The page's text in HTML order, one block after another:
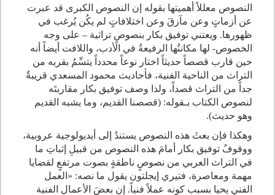
النصوص معللاً أهميتها بقوله إن النصوص الكبرى قد عبرت
عن أزماتٍ وعن مآزقَ وعن اختلافاتٍ لم يكُن يُرغب في
ظهورها. ويعتني توفيق بكار بنصوصٍ تراثية – على وجه
الخصوص- لها مكانتُها الرفيعةُ في الأدب، واللافت أيضاً أنه
حين قارب قصصاً حديثاً اختار نوعاً محدداً يتسِّمُ بقربه من
التراث من الناحية الفنية، فأحاديث محمود المسعدي قريبةٌ
جداً من التراث قصداً، ولذا وصف توفيق بكار مقاربتَه
لنصوص الكتاب بـقوله: (قصصنا القديم، وما يشبه القديم
وهو حديث).
وهكذا فإن بعثَ هذه النصوص يستندُ إلى أيديولوجية عروبية،
ووقوفُ توفيق بكار أمامَ هذه النصوص من قبيلِ إثباتِ ما
في التراث العربي من نصوصٍ ناطقةٍ بصوت مرتفعٍ لقضايا
مهمة ومعاصرة، فتيري إيجلتون يقول ما نصه: «العمل
الفني يحيا بسبب كونه عملاً فنياً. إن بعضَ الأعمال الفنية